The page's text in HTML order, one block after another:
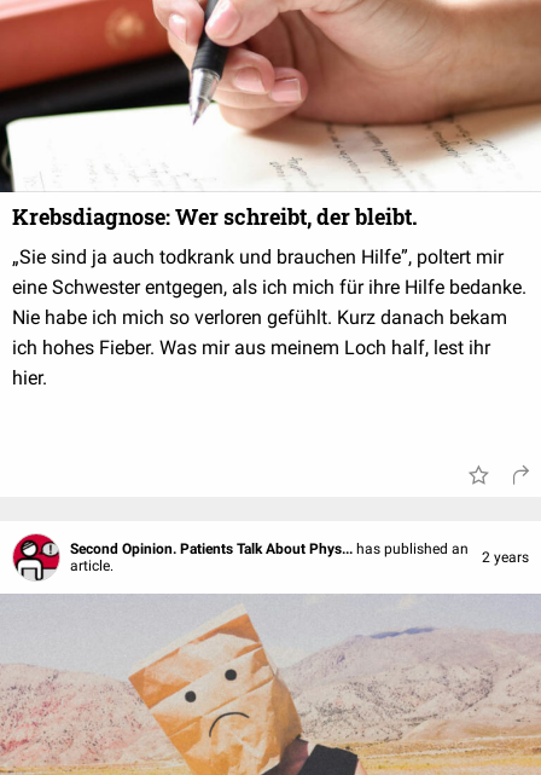
Krebsdiagnose: Wer schreibt, der bleibt.
„Sie sind ja auch todkrank und brauchen Hilfe”, poltert mir
eine Schwester entgegen, als ich mich für ihre Hilfe bedanke.
Nie habe ich mich so verloren gefühlt. Kurz danach bekam
ich hohes Fieber. Was mir aus meinem Loch half, lest ihr
hier.
Second Opinion. Patients Talk About Phys... has published an
article.
2 years